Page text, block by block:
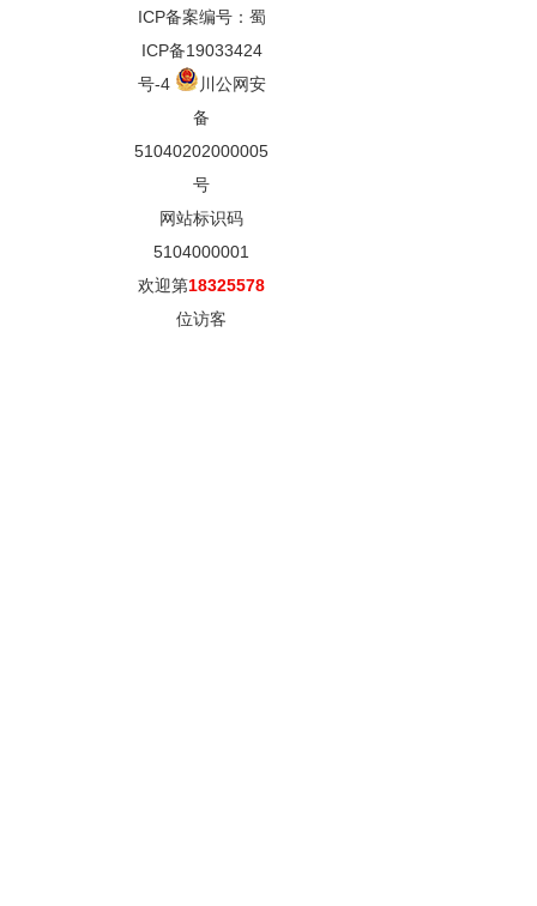
ICP备案编号：蜀
ICP备19033424
号-4
川公网安
备
51040202000005
号
网站标识码
5104000001
欢迎第18325578
位访客